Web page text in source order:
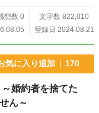
想数 0
文字数 822,010
登録日 2024.08.21
気に入り追加 170
婚約者を捨てた
ん～